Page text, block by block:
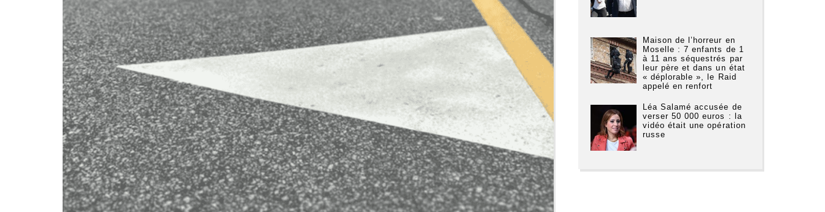
Maison de l’horreur en
Moselle : 7 enfants de 1
à 11 ans séquestrés par
leur père et dans un état
« déplorable », le Raid
appelé en renfort
Léa Salamé accusée de
verser 50 000 euros : la
vidéo était une opération
russe